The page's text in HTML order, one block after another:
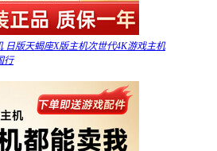
日版天蝎座X版主机次世代4K游戏主机
行